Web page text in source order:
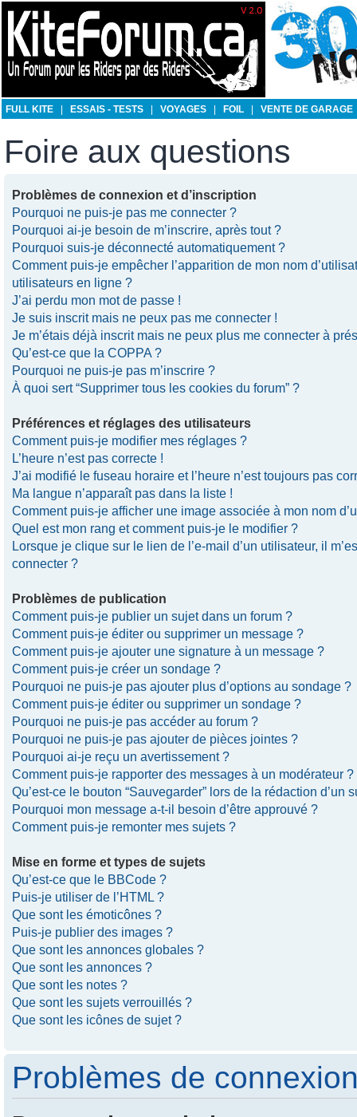
FULL KITE ESSAIS - TESTS VOYAGES FOIL VENTE DE GARAGE
Foire aux questions
Problèmes de connexion et d’inscription
Pourquoi ne puis-je pas me connecter ?
Pourquoi ai-je besoin de m’inscrire, après tout ?
Pourquoi suis-je déconnecté automatiquement ?
Comment puis-je empêcher l’apparition de mon nom
utilisateurs en ligne ?
J’ai perdu mon mot de passe !
Je suis inscrit mais ne peux pas me connecter !
Je m’étais déjà inscrit mais ne peux plus me connecter à
Qu’est-ce que la COPPA ?
Pourquoi ne puis-je pas m’inscrire ?
À quoi sert “Supprimer tous les cookies du forum” ?
Préférences et réglages des utilisateurs
Comment puis-je modifier mes réglages ?
L’heure n’est pas correcte !
J’ai modifié le fuseau horaire et l’heure n’est toujours pas
Ma langue n’apparaît pas dans la liste !
Comment puis-je afficher une image associée à mon nom
Quel est mon rang et comment puis-je le modifier ?
Lorsque je clique sur le lien de l’e-mail d’un utilisateur, il
connecter ?
Problèmes de publication
Comment puis-je publier un sujet dans un forum ?
Comment puis-je éditer ou supprimer un message ?
Comment puis-je ajouter une signature à un message ?
Comment puis-je créer un sondage ?
Pourquoi ne puis-je pas ajouter plus d’options au sondage ?
Comment puis-je éditer ou supprimer un sondage ?
Pourquoi ne puis-je pas accéder au forum ?
Pourquoi ne puis-je pas ajouter de pièces jointes ?
Pourquoi ai-je reçu un avertissement ?
Comment puis-je rapporter des messages à un modérateur ?
Qu’est-ce le bouton “Sauvegarder” lors de la rédaction d’un
Pourquoi mon message a-t-il besoin d’être approuvé ?
Comment puis-je remonter mes sujets ?
Mise en forme et types de sujets
Qu’est-ce que le BBCode ?
Puis-je utiliser de l’HTML ?
Que sont les émoticônes ?
Puis-je publier des images ?
Que sont les annonces globales ?
Que sont les annonces ?
Que sont les notes ?
Que sont les sujets verrouillés ?
Que sont les icônes de sujet ?
Problèmes de